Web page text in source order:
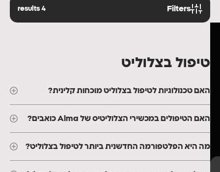
Filters
4
results
טיפול בצלוליט
האם טכנולוגיות לטיפול בצלוליט מוכחות קלינית?
האם הטיפולים במכשירי הצלוליטיס של Alma כואבים?
מה היא הפלטפורמה החדשנית ביותר לטיפול בצלוליט?